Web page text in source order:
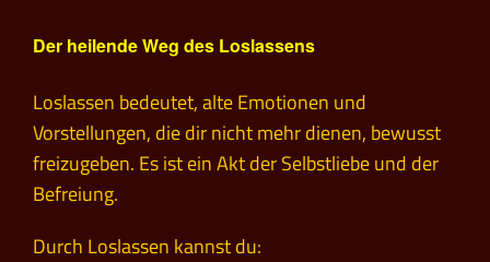
Der heilende Weg des Loslassens
Loslassen bedeutet, alte Emotionen und
Vorstellungen, die dir nicht mehr dienen, bewusst
freizugeben. Es ist ein Akt der Selbstliebe und der
Befreiung.
Durch Loslassen kannst du: